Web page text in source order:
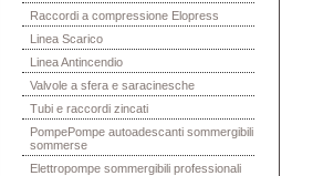
Raccordi a compressione Elopress
Linea Scarico
Linea Antincendio
Valvole a sfera e saracinesche
Tubi e raccordi zincati
PompePompe autoadescanti sommergibili
sommerse
Elettropompe sommergibili professionali